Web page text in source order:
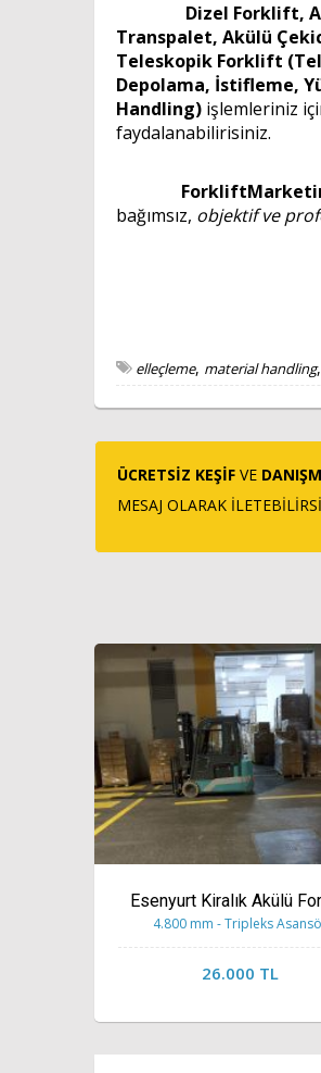
Dizel Forklift, Akülü
Transpalet, Akülü
Teleskopik Forklift
Depolama, İstifleme,
Handling) işlemleriniz
faydalanabilirisiniz.
Forkl
bağımsız, objektif ve
elleçleme, material handling,
ÜCRETSİZ KEŞİF VE
MESAJ OLARAK
Esenyurt Kiralık Akülü
4.800 mm - Tripleks
26.000 TL